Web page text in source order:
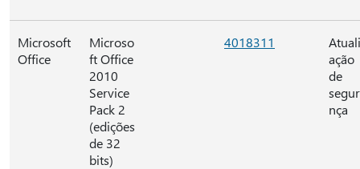
Microsoft
Office
Microso
ft Office
2010
Service
Pack 2
(edições
de 32
bits)
4018311
ação
de
nça